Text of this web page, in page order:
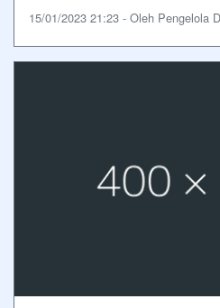
15/01/2023 21:23 - Oleh Pengelola